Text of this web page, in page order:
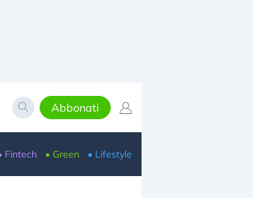
Abbonati
Fintech • Green • Lifestyle